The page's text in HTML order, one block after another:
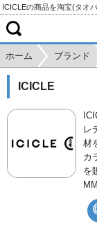
ホーム ブランド
ICICLE
レ
材
カ
を